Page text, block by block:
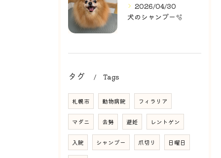
2026/04/30
犬のシャンプー🫧
タグ Tags
札幌市 動物病院 フィラリア
マダニ 去勢 避妊 レントゲン
入院 シャンプー 爪切り 日曜日